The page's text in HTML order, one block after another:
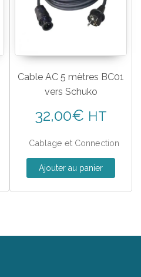
Cable AC 5 mètres BC01
vers Schuko
32,00€ HT
Cablage et Connection
Ajouter au panier